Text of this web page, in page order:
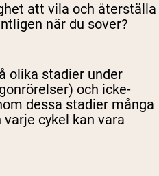
att vila och återställa
när du sover?
olika stadier under
och icke-
dessa stadier många
cykel kan vara